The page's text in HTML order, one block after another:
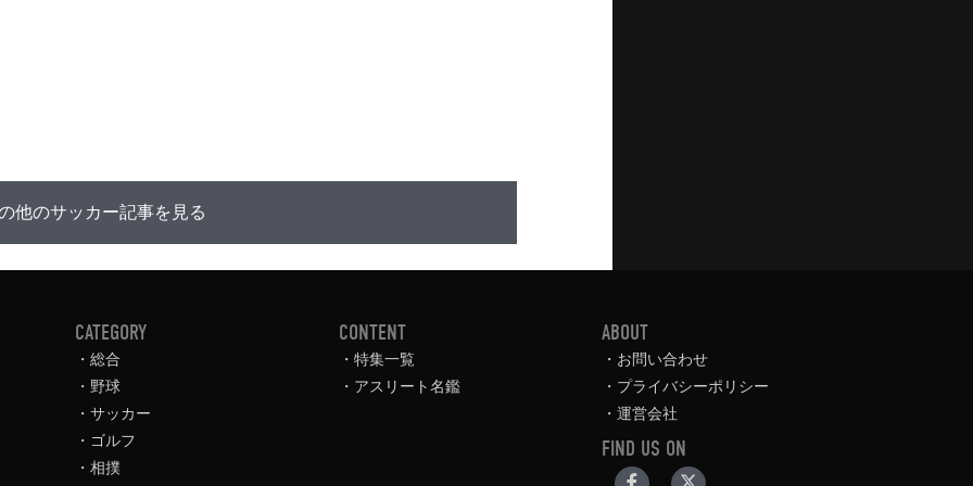
他のサッカー記事を見る
CATEGORY
総合
野球
サッカー
ゴルフ
相撲
CONTENT
特集一覧
アスリート名鑑
ABOUT
お問い合わせ
プライバシーポリシー
運営会社
FIND US ON